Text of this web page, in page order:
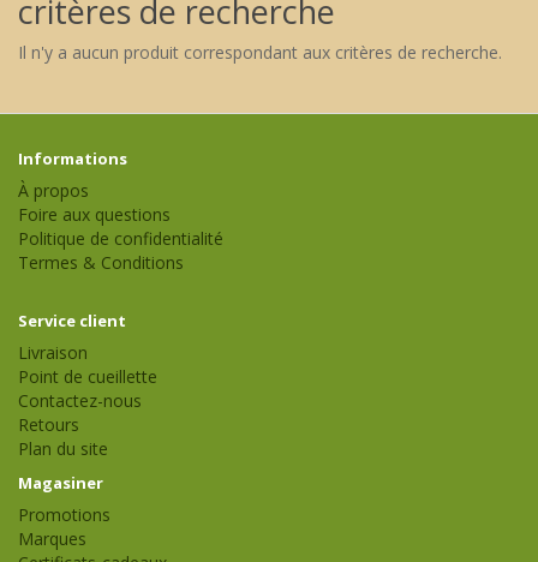
critères de recherche
Il n'y a aucun produit correspondant aux critères de recherche.
Informations
À propos
Foire aux questions
Politique de confidentialité
Termes & Conditions
Service client
Livraison
Point de cueillette
Contactez-nous
Retours
Plan du site
Magasiner
Promotions
Marques